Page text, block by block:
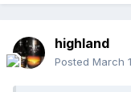
highland
Posted March